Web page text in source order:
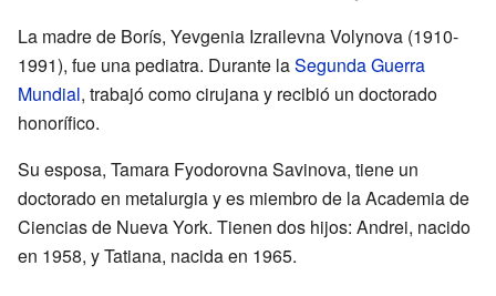
La madre de Borís, Yevgenia Izrailevna Volynova (1910-
1991), fue una pediatra. Durante laSegunda Guerra
Mundial, trabajó como cirujana y recibió un doctorado
honorífico.
Su esposa, Tamara Fyodorovna Savinova, tiene un
doctorado en metalurgia y es miembro de la Academia de
Ciencias de Nueva York. Tienen dos hijos: Andrei, nacido
en 1958, y Tatiana, nacida en 1965.